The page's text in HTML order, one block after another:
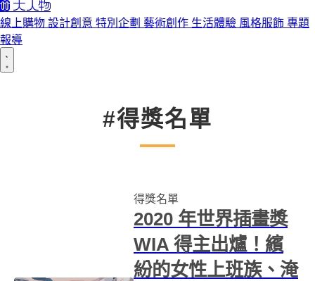
線上購物 設計創意 特別企劃 藝術創作 生活體驗 風格服飾 專題
報導
#得獎名單
得獎名單
2020 年世界插畫獎
WIA 得主出爐！繽
紛的女性上班族、淹